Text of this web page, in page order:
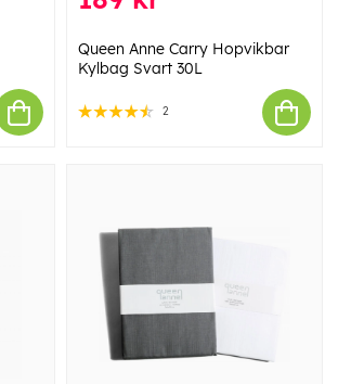
Queen Anne Carry Hopvikbar
Kylbag Svart 30L
2